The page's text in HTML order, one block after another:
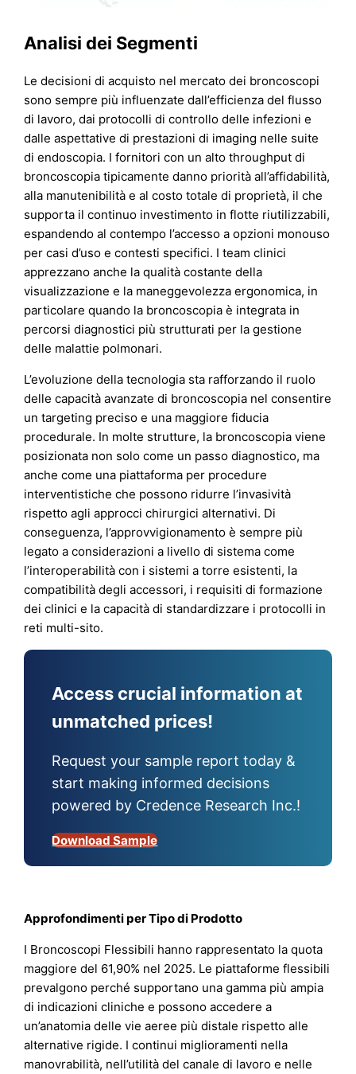
Analisi dei Segmenti
Le decisioni di acquisto nel mercato dei broncoscopi
sono sempre più influenzate dall’efficienza del flusso
di lavoro, dai protocolli di controllo delle infezioni e
dalle aspettative di prestazioni di imaging nelle suite
di endoscopia. I fornitori con un alto throughput di
broncoscopia tipicamente danno priorità all’affidabilità,
alla manutenibilità e al costo totale di proprietà, il che
supporta il continuo investimento in flotte riutilizzabili,
espandendo al contempo l’accesso a opzioni monouso
per casi d’uso e contesti specifici. I team clinici
apprezzano anche la qualità costante della
visualizzazione e la maneggevolezza ergonomica, in
particolare quando la broncoscopia è integrata in
percorsi diagnostici più strutturati per la gestione
delle malattie polmonari.
L’evoluzione della tecnologia sta rafforzando il ruolo
delle capacità avanzate di broncoscopia nel consentire
un targeting preciso e una maggiore fiducia
procedurale. In molte strutture, la broncoscopia viene
posizionata non solo come un passo diagnostico, ma
anche come una piattaforma per procedure
interventistiche che possono ridurre l’invasività
rispetto agli approcci chirurgici alternativi. Di
conseguenza, l’approvvigionamento è sempre più
legato a considerazioni a livello di sistema come
l’interoperabilità con i sistemi a torre esistenti, la
compatibilità degli accessori, i requisiti di formazione
dei clinici e la capacità di standardizzare i protocolli in
reti multi-sito.
Access crucial information at
unmatched prices!
Request your sample report today &
start making informed decisions
powered by Credence Research Inc.!
Download Sample
Approfondimenti per Tipo di Prodotto
I Broncoscopi Flessibili hanno rappresentato la quota
maggiore del 61,90% nel 2025. Le piattaforme flessibili
prevalgono perché supportano una gamma più ampia
di indicazioni cliniche e possono accedere a
un’anatomia delle vie aeree più distale rispetto alle
alternative rigide. I continui miglioramenti nella
manovrabilità, nell’utilità del canale di lavoro e nelle